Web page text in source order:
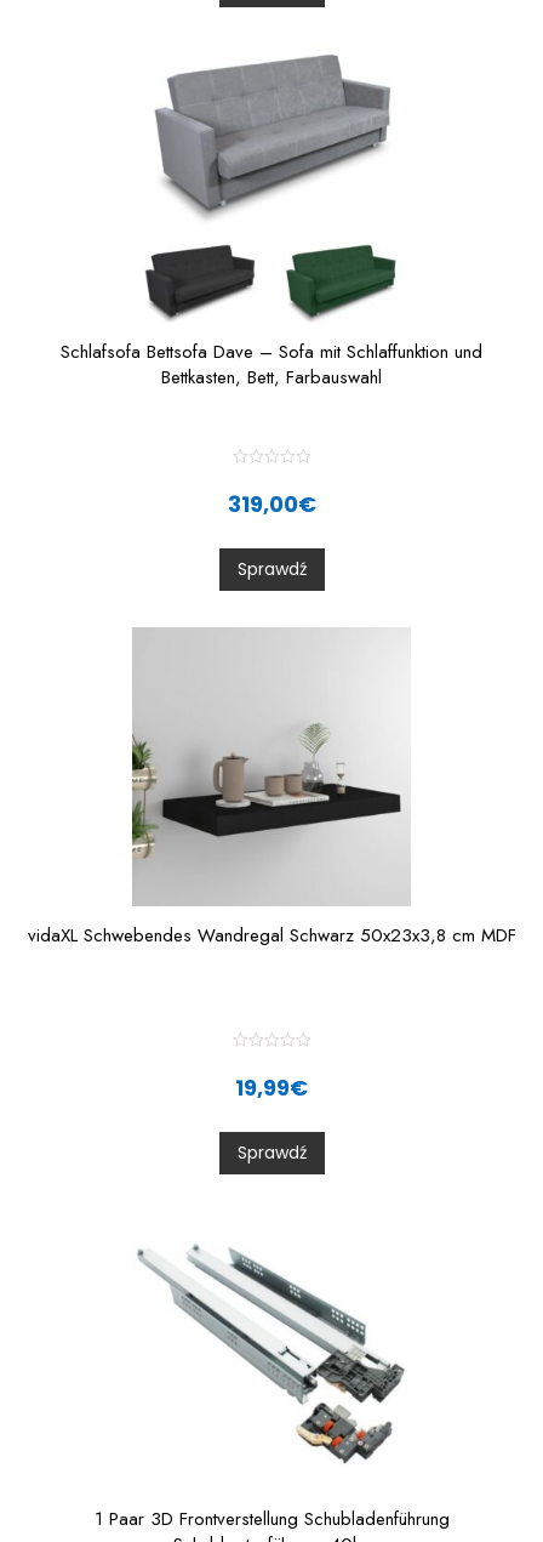
t
Schlafsofa Bettsofa Dave – Sofa mit Schlaffunktion und
Bettkasten, Bett, Farbauswahl
a
t
0
o
t
f
319,00€
Sprawdź
vidaXL Schwebendes Wandregal Schwarz 50x23x3,8 cm MDF
a
0
o
t
19,99€
Sprawdź
1 Paar 3D Frontverstellung Schubladenführung